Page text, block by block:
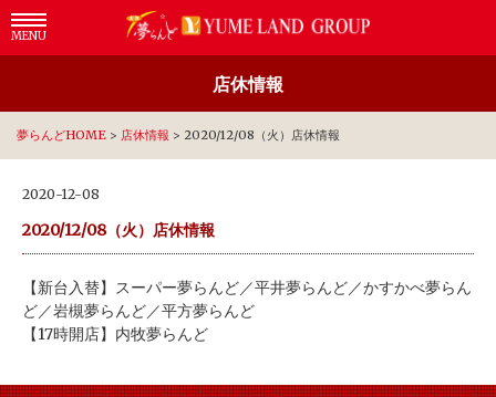
MENU
店休情報
夢らんどHOME > 店休情報 > 2020/12/08（火）店休情報
2020-12-08
2020/12/08（火）店休情報
【新台入替】スーパー夢らんど／平井夢らんど／かすかべ夢らん
ど／岩槻夢らんど／平方夢らんど
【17時開店】内牧夢らんど